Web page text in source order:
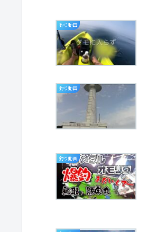
釣り動画
釣り動画
釣り動画